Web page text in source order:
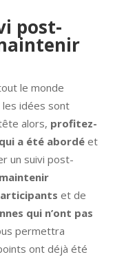
post-
le monde
idées sont
alors, profitez-
a été abordéet
un suivi post-
maintenir
et de
qui n’ont pas
permettra
ont déjà été